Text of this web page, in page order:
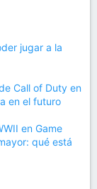
jugar a la
Call of Duty en
en el futuro
en Game
qué está